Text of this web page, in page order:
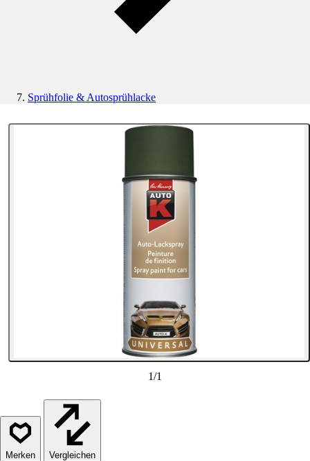
Sprühfolie & Autosprühlacke
1/1
Vergleichen